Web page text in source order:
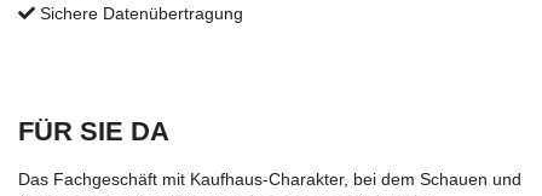
Sichere Datenübertragung
FÜR SIE DA
Das Fachgeschäft mit Kaufhaus-Charakter, bei dem Schauen und